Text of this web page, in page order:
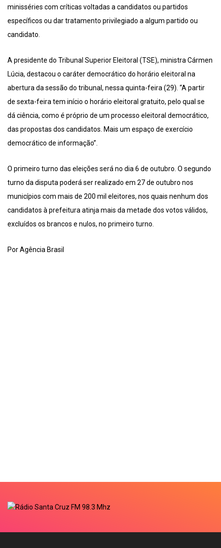
minisséries com críticas voltadas a candidatos ou partidos
específicos ou dar tratamento privilegiado a algum partido ou
candidato.
A presidente do Tribunal Superior Eleitoral (TSE), ministra Cármen
Lúcia, destacou o caráter democrático do horário eleitoral na
abertura da sessão do tribunal, nessa quinta-feira (29). “A partir
de sexta-feira tem início o horário eleitoral gratuito, pelo qual se
dá ciência, como é próprio de um processo eleitoral democrático,
das propostas dos candidatos. Mais um espaço de exercício
democrático de informação”.
O primeiro turno das eleições será no dia 6 de outubro. O segundo
turno da disputa poderá ser realizado em 27 de outubro nos
municípios com mais de 200 mil eleitores, nos quais nenhum dos
candidatos à prefeitura atinja mais da metade dos votos válidos,
excluídos os brancos e nulos, no primeiro turno.
Por Agência Brasil